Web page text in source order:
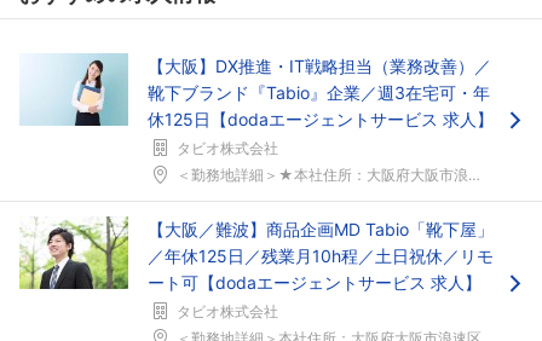
フォローしました
こちらの企業もフォローしませんか？
【大阪】DX推進・IT戦略担当（業務改善）／
靴下ブランド『Tabio』企業／週3在宅可・年
休125日【dodaエージェントサービス 求人】
タビオ株式会社
＜勤務地詳細＞★本社住所：大阪府大阪市浪速区難波中...
【大阪／難波】商品企画MD Tabio「靴下屋」
／年休125日／残業月10h程／土日祝休／リモ
ート可【dodaエージェントサービス 求人】
タビオ株式会社